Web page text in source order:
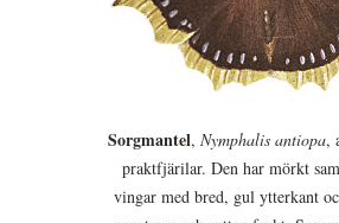
Sorgmantel, Nymphalis antiopa,
praktfjärilar. Den har mörkt
vingar med bred, gul ytterkant